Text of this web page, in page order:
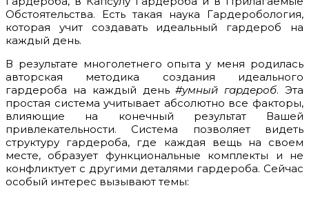
Обстоятельства. Есть такая наука Гардеробология,
которая учит создавать идеальный гардероб на
каждый день.
В результате многолетнего опыта у меня родилась
авторская методика создания идеального
гардероба на каждый день#умный гардероб. Эта
простая система учитывает абсолютно все факторы,
влияющие на конечный результат Вашей
привлекательности. Система позволяет видеть
структуру гардероба, где каждая вещь на своем
месте, образует функциональные комплекты и не
конфликтует с другими деталями гардероба. Сейчас
особый интерес вызывают темы: